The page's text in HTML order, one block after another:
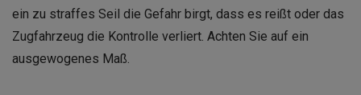
ein zu straffes Seil die Gefahr birgt, dass es reißt oder das
Zugfahrzeug die Kontrolle verliert. Achten Sie auf ein
ausgewogenes Maß.